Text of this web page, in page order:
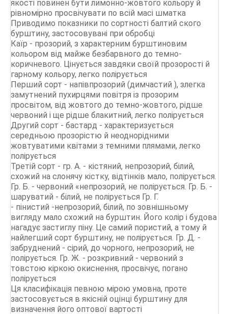
якості повинен бути лимонно-жовтого кольору й
рівномірно просвічувати по всій масі шматка
Приводимо показники по сортності балтий ского
бурштину, застосовувані при обробці
Каїр - прозорий, з характерним бурштиновим
кольором від майже безбарвного до темно-
коричневого. Цінується завдяки своїй прозорості й
гарному кольору, легко полірується
Перший сорт - напівпрозорий (димчастий ), злегка
замутнений пухирцями повітря із прозорим
просвітом, від жовтого до темно-жовтого, рідше
червоний і ще рідше блакитний, легко полірується
Другий сорт - бастард - характеризується
середньою прозорістю й неоднорідними
жовтуватими квітами з темними плямами, легко
полірується
Третій сорт - гр. А. - кістяний, непрозорий, білий,
схожий на слонячу кістку, відтінків мало, полірується.
Гр. Б. - червоний «непрозорий, не полірується. Гр. Б. -
шаруватий - білий, не полірується Гр. Г.
- пінистий -непрозорий, білий, по зовнішньому
вигляду мало схожий на бурштин. Його колір і будова
нагадує застиглу піну. Це самий пористий, а тому й
найлегший сорт бурштину, не полірується. Гр. Д. -
забруднений - сірий, до чорного, непрозорий, не
полірується. Гр. Ж. - розкривний - червоний з
товстою кіркою окиснення, просвічує, погано
полірується
Ця класифікація певною мірою умовна, проте
застосовується в якісній оцінці бурштину для
визначення його оптової вартості